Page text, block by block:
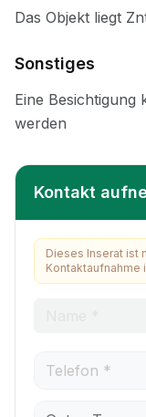
Sonstiges
Kontakt
Dieses Inserat ist
Kontaktaufnahme